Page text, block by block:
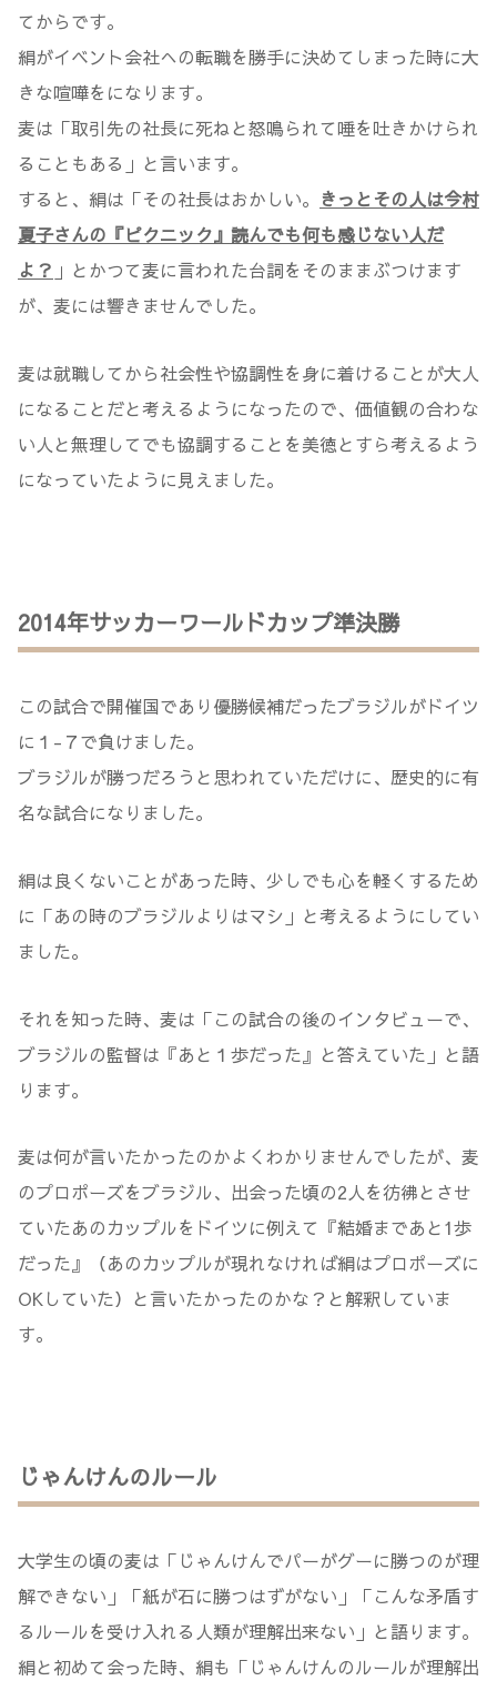
てからです。
絹がイベント会社への転職を勝手に決めてしまった時に大
きな喧嘩をになります。
麦は「取引先の社長に死ねと怒鳴られて唾を吐きかけられ
ることもある」と言います。
すると、絹は「その社長はおかしい。 きっとその人は今村
夏子さんの『ピクニック』読んでも何も感じない人だ
よ？ 」とかつて麦に言われた台詞をそのままぶつけます
が、麦には響きませんでした。
麦は就職してから社会性や協調性を身に着けることが大人
になることだと考えるようになったので、価値観の合わな
い人と無理してでも協調することを美徳とすら考えるよう
になっていたように見えました。
2014年サッカーワールドカップ準決勝
この試合で開催国であり優勝候補だったブラジルがドイツ
に１-７で負けました。
ブラジルが勝つだろうと思われていただけに、歴史的に有
名な試合になりました。
絹は良くないことがあった時、少しでも心を軽くするため
に「あの時のブラジルよりはマシ」と考えるようにしてい
ました。
それを知った時、麦は「この試合の後のインタビューで、
ブラジルの監督は『あと１歩だった』と答えていた」と語
ります。
麦は何が言いたかったのかよくわかりませんでしたが、麦
のプロポーズをブラジル、出会った頃の2人を彷彿とさせ
ていたあのカップルをドイツに例えて『結婚まであと1歩
だった』（あのカップルが現れなければ絹はプロポーズに
OKしていた）と言いたかったのかな？と解釈していま
す。
じゃんけんのルール
大学生の頃の麦は「じゃんけんでパーがグーに勝つのが理
解できない」「紙が石に勝つはずがない」「こんな矛盾す
るルールを受け入れる人類が理解出来ない」と語ります。
絹と初めて会った時、絹も「じゃんけんのルールが理解出